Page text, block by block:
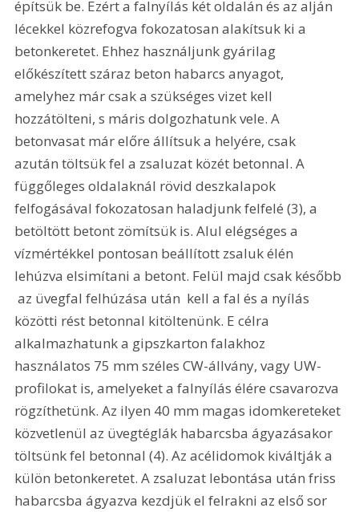
építsük be. Ezért a falnyílás két oldalán és az alján
lécekkel közrefogva fokozatosan alakítsuk ki a
betonkeretet. Ehhez használjunk gyárilag
előkészített száraz beton habarcs anyagot,
amelyhez már csak a szükséges vizet kell
hozzátölteni, s máris dolgozhatunk vele. A
betonvasat már előre állítsuk a helyére, csak
azután töltsük fel a zsaluzat közét betonnal. A
függőleges oldalaknál rövid deszkalapok
felfogásával fokozatosan haladjunk felfelé (3), a
betöltött betont zömítsük is. Alul elégséges a
vízmértékkel pontosan beállított zsaluk élén
lehúzva elsimítani a betont. Felül majd csak később
 az üvegfal felhúzása után  kell a fal és a nyílás
közötti rést betonnal kitöltenünk. E célra
alkalmazhatunk a gipszkarton falakhoz
használatos 75 mm széles CW-állvány, vagy UW-
profilokat is, amelyeket a falnyílás élére csavarozva
rögzíthetünk. Az ilyen 40 mm magas idomkereteket
közvetlenül az üvegtéglák habarcsba ágyazásakor
töltsünk fel betonnal (4). Az acélidomok kiváltják a
külön betonkeretet. A zsaluzat lebontása után friss
habarcsba ágyazva kezdjük el felrakni az első sor